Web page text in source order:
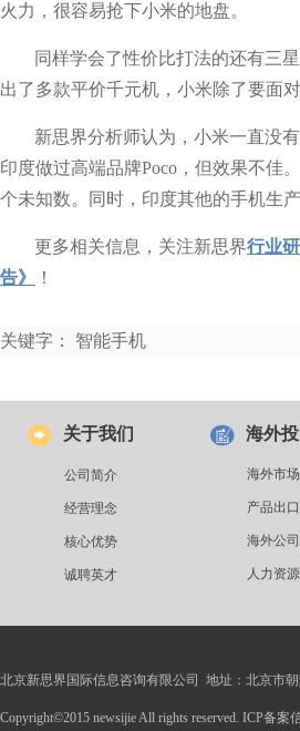
火力，很容易抢下小米的地盘。
同样学会了性价比打法的还有三
出了多款平价千元机，小米除了要面
新思界分析师认为，小米一直没
印度做过高端品牌Poco，但效果不佳
个未知数。同时，印度其他的手机生
更多相关信息，关注新思界行业
告》
！
关键字： 智能手机
关于我们
公司简介
经营理念
核心优势
诚聘英才
海外
海外市
产品出
海外公
人力资
北京新思界国际信息咨询有限公司 地址：北京市
Copyright©2015 newsijie All rights reserved. ICP备